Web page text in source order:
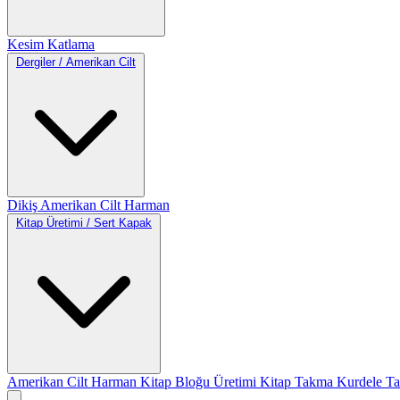
Kesim Katlama
Dergiler / Amerikan Cilt
Dikiş Amerikan Cilt Harman
Kitap Üretimi / Sert Kapak
Amerikan Cilt Harman Kitap Bloğu Üretimi Kitap Takma Kurdele